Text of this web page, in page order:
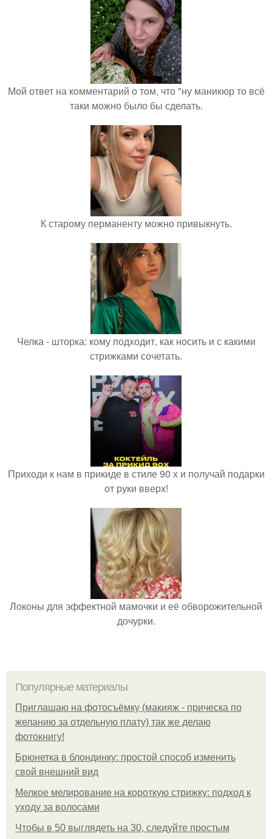
Мой ответ на комментарий о том, что "ну маникюр то всё
таки можно было бы сделать.
К старому перманенту можно привыкнуть.
Челка - шторка: кому подходит, как носить и с какими
стрижками сочетать.
Приходи к нам в прикиде в стиле 90 х и получай подарки
от руки вверх!
Локоны для эффектной мамочки и её обворожительной
дочурки.
Популярные материалы
Приглашаю на фотосъёмку (макияж - прическа по
желанию за отдельную плату) так же делаю
фотокнигу!
Брюнетка в блондинку: простой способ изменить
свой внешний вид
Мелкое мелирование на короткую стрижку: подход к
уходу за волосами
Чтобы в 50 выглядеть на 30, следуйте простым